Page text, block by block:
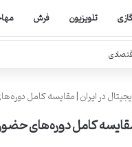
تلویزیون فرش
در ایران | مقایسه کامل
کامل دوره‌های